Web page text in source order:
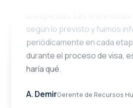
según lo previsto y fuimos
periódicamente en cada
durante el proceso de visa,
haría qué.
A. DemirGerente de Recursos